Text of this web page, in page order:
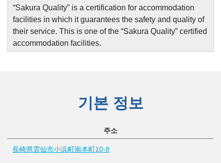
“Sakura Quality” is a certification for accommodation
facilities in which it guarantees the safety and quality of
their service. This is one of the “Sakura Quality” certified
accommodation facilities.
기본 정보
주소
長崎県雲仙市小浜町南本町10-8